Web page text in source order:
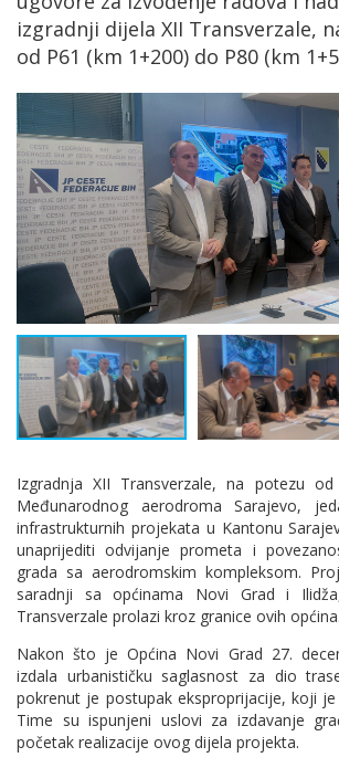
izgradnji dijela XII Transverzale,
od P61 (km 1+200) do P80 (km
Izgradnja XII Transverzale, na potezu
Međunarodnog aerodroma Sarajevo,
infrastrukturnih projekata u Kantonu
unaprijediti odvijanje prometa i
grada sa aerodromskim kompleksom.
saradnji sa općinama Novi Grad i
Transverzale prolazi kroz granice ovih općina.
Nakon što je Općina Novi Grad 27.
izdala urbanističku saglasnost za dio
pokrenut je postupak eksproprijacije, koji
Time su ispunjeni uslovi za izdavanje
početak realizacije ovog dijela projekta.